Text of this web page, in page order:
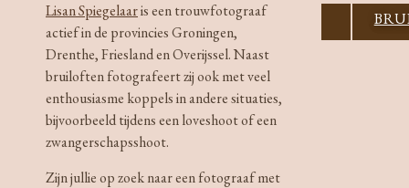
Lisan Spiegelaaris een trouwfotograaf
actief in de provincies Groningen,
Drenthe, Friesland en Overijssel. Naast
bruiloften fotografeert zij ook met veel
enthousiasme koppels in andere situaties,
bijvoorbeeld tijdens een loveshoot of een
zwangerschapsshoot.
Zijn jullie op zoek naar een fotograaf met